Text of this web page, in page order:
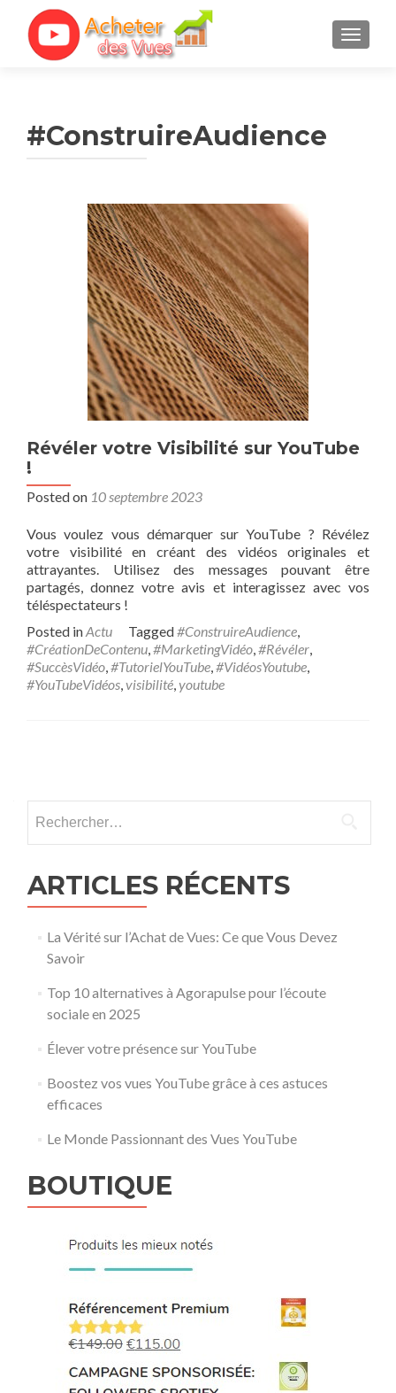
#ConstruireAudience
Révéler votre Visibilité sur YouTube
!
Posted on 10 septembre 2023
Vous voulez vous démarquer sur YouTube ? Révélez
votre visibilité en créant des vidéos originales et
attrayantes. Utilisez des messages pouvant être
partagés, donnez votre avis et interagissez avec vos
téléspectateurs !
Posted inActu Tagged#ConstruireAudience,
#CréationDeContenu,#MarketingVidéo,#Révéler,
#SuccèsVidéo,#TutorielYouTube,#VidéosYoutube,
#YouTubeVidéos,visibilité,youtube
ARTICLES RÉCENTS
La Vérité sur l’Achat de Vues: Ce que Vous Devez
Savoir
Top 10 alternatives à Agorapulse pour l’écoute
sociale en 2025
Élever votre présence sur YouTube
Boostez vos vues YouTube grâce à ces astuces
efficaces
Le Monde Passionnant des Vues YouTube
BOUTIQUE